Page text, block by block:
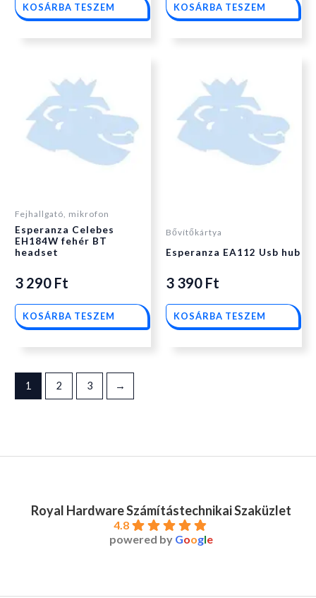
KOSÁRBA TESZEM KOSÁRBA TESZEM
Fejhallgató, mikrofon
Esperanza Celebes
EH184W fehér BT
headset
3 290 Ft
KOSÁRBA TESZEM
Bővítőkártya
Esperanza EA112 Usb hub
3 390 Ft
KOSÁRBA TESZEM
1 2 3 →
Royal Hardware Számítástechnikai Szaküzlet
4.8
powered by Google